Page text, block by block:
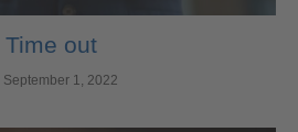
Time out
September 1, 2022